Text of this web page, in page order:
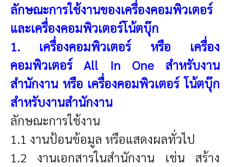
ลักษณะการใช้งานของเครื่องคอมพิวเตอร์
และเครื่องคอมพิวเตอร์โน้ตบุ๊ก
1. เครื่องคอมพิวเตอร์ หรือ เครื่อง
คอมพิวเตอร์ All In One สำหรับงาน
สำนักงาน หรือ เครื่องคอมพิวเตอร์ โน้ตบุ๊ก
สำหรับงานสำนักงาน
ลักษณะการใช้งาน
1.1 งานป้อนข้อมูล หรือแสดงผลทั่วไป
1.2 งานเอกสารในสำนักงาน เช่น สร้าง